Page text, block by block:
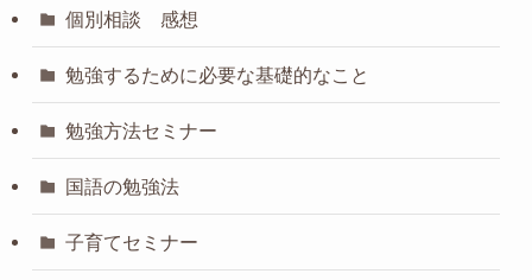
個別相談 感想
勉強するために必要な基礎的なこと
勉強方法セミナー
国語の勉強法
子育てセミナー